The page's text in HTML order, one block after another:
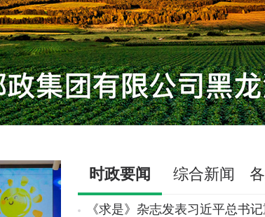
时政要闻 综合新闻
《求是》杂志发表习近平总书